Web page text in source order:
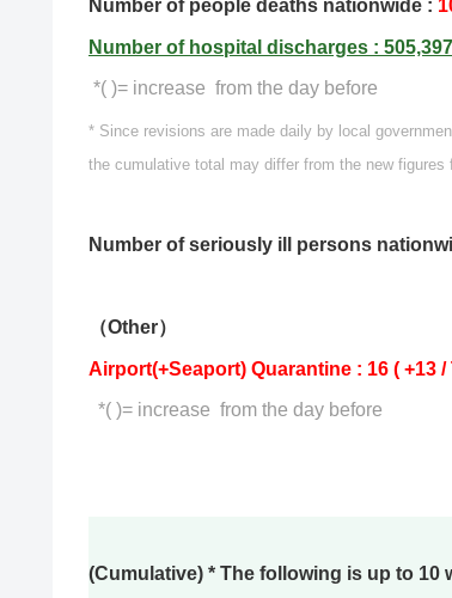
Number of people deaths nationwide :
Number of hospital discharges : 505,397
*( )= increase from the day before
* Since revisions are made daily by local
the cumulative total may differ from the new figures
Number of seriously ill persons
（Other）
Airport(+Seaport) Quarantine : 16 ( +13 /
*( )= increase from the day before
(Cumulative) * The following is up to 10